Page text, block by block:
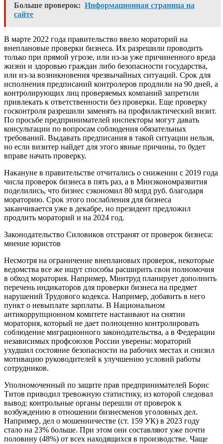
Больше проверок: Информационная страница на
сайте
В марте 2022 года правительство ввело мораторий на
внеплановые проверки бизнеса. Их разрешили проводить
только при прямой угрозе, или из-за уже причиненного вреда
жизни и здоровью граждан либо безопасности государства,
или из-за возникновения чрезвычайных ситуаций. Срок для
исполнения предписаний контролеров продлили на 90 дней, а
контролирующих лиц проверяемых компаний запретили
привлекать к ответственности без проверки. Еще проверку
госконтроля разрешили заменять на профилактический визит.
По просьбе предпринимателей инспекторы могут давать
консультации по вопросам соблюдения обязательных
требований. Выдавать предписания в такой ситуации нельзя,
но если визитер найдет для этого явные причины, то будет
вправе начать проверку.
Накануне в правительстве отчитались о снижении с 2019 года
числа проверок бизнеса в пять раз, а в Минэкономразвития
поделились, что бизнес сэкономил 80 млрд руб. благодаря
мораторию. Срок этого послабления для бизнеса
заканчивается уже в декабре, но президент предложил
продлить мораторий и на 2024 год.
Законодательство Силовиков отстранят от проверок бизнеса:
мнение юристов
Несмотря на ограничение внеплановых проверок, некоторые
ведомства все же ищут способы расширить свои полномочия
в обход моратория. Например, Минтруд планирует дополнить
перечень индикаторов для проверки бизнеса на предмет
нарушений Трудового кодекса. Например, добавить в него
пункт о невыплате зарплаты. В Национальном
антикоррупционном комитете настаивают на снятии
моратория, который не дает полноценно контролировать
соблюдение миграционного законодательства, а в Федерации
независимых профсоюзов России уверены: мораторий
ухудшил состояние безопасности на рабочих местах и снизил
мотивацию руководителей к улучшению условий работы
сотрудников.
Уполномоченный по защите прав предпринимателей Борис
Титов приводил тревожную статистику, из которой следовал
вывод: контрольные органы перешли от проверок к
возбуждению в отношении бизнесменов уголовных дел.
Например, дел о мошенничестве (ст. 159 УК) в 2023 году
стало на 23% больше. При этом они составляют уже почти
половину (48%) от всех находящихся в производстве. Чаще